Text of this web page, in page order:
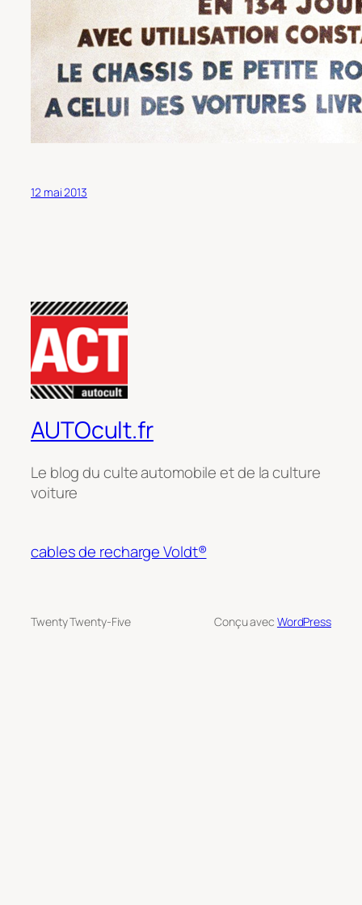
12 mai 2013
AUTOcult.fr
Le blog du culte automobile et de la culture
voiture
cables de recharge Voldt®
Twenty Twenty-Five Conçu avec WordPress